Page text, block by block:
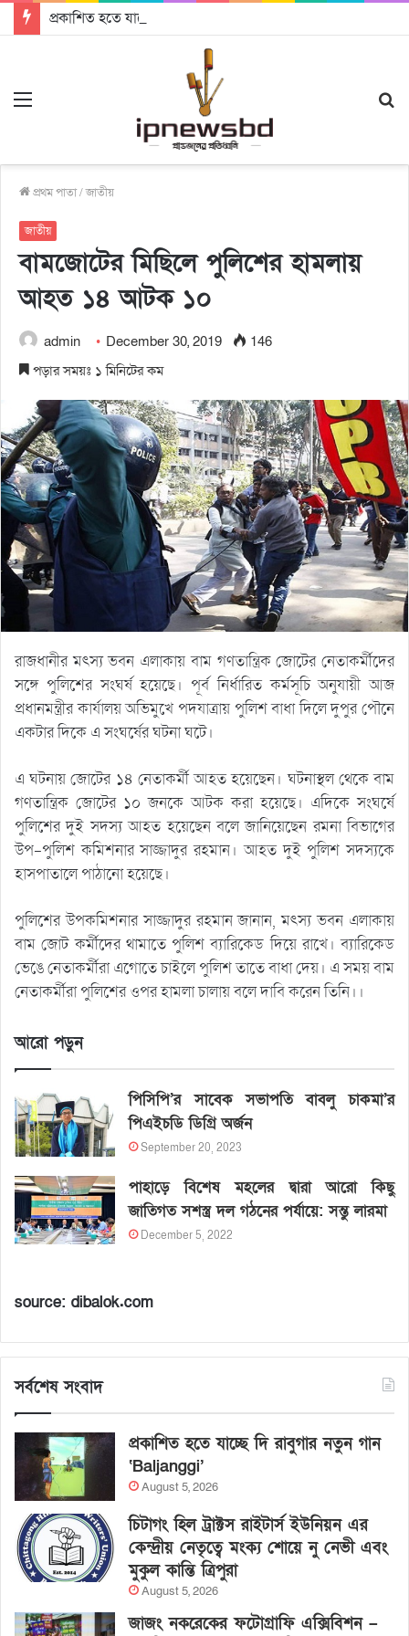
প্রকাশিত হতে যাচ্ছে দি রাবুগার নতুন গান ‘Baljanggi’
প্রথম পাতা/জাতীয়
জাতীয়
বামজোটের মিছিলে পুলিশের হামলায়
আহত ১৪ আটক ১০
admin December 30, 2019
146
পড়ার সময়ঃ ১ মিনিটের কম
রাজধানীর মৎস্য ভবন এলাকায় বাম গণতান্ত্রিক জোটের নেতাকর্মীদের
সঙ্গে পুলিশের সংঘর্ষ হয়েছে। পূর্ব নির্ধারিত কর্মসূচি অনুযায়ী আজ
প্রধানমন্ত্রীর কার্যালয় অভিমুখে পদযাত্রায় পুলিশ বাধা দিলে দুপুর পৌনে
একটার দিকে এ সংঘর্ষের ঘটনা ঘটে।
এ ঘটনায় জোটের ১৪ নেতাকর্মী আহত হয়েছেন। ঘটনাস্থল থেকে বাম
গণতান্ত্রিক জোটের ১০ জনকে আটক করা হয়েছে। এদিকে সংঘর্ষে
পুলিশের দুই সদস্য আহত হয়েছেন বলে জানিয়েছেন রমনা বিভাগের
উপ-পুলিশ কমিশনার সাজ্জাদুর রহমান। আহত দুই পুলিশ সদস্যকে
হাসপাতালে পাঠানো হয়েছে।
পুলিশের উপকমিশনার সাজ্জাদুর রহমান জানান, মৎস্য ভবন এলাকায়
বাম জোট কর্মীদের থামাতে পুলিশ ব্যারিকেড দিয়ে রাখে। ব্যারিকেড
ভেঙে নেতাকর্মীরা এগোতে চাইলে পুলিশ তাতে বাধা দেয়। এ সময় বাম
নেতাকর্মীরা পুলিশের ওপর হামলা চালায় বলে দাবি করেন তিনি।।
আরো পড়ুন
পিসিপি’র সাবেক সভাপতি বাবলু চাকমা’র
পিএইচডি ডিগ্রি অর্জন
September 20, 2023
পাহাড়ে বিশেষ মহলের দ্বারা আরো কিছু
জাতিগত সশস্ত্র দল গঠনের পর্যায়ে: সন্তু লারমা
December 5, 2022
source: dibalok.com
সর্বশেষ সংবাদ
প্রকাশিত হতে যাচ্ছে দি রাবুগার নতুন গান
‘Baljanggi’
August 5, 2026
চিটাগং হিল ট্রাক্টস রাইটার্স ইউনিয়ন এর
কেন্দ্রীয় নেতৃত্বে মংক্য শোয়ে নু নেভী এবং
মুকুল কান্তি ত্রিপুরা
August 5, 2026
জাজং নকরেকের ফটোগ্রাফি এক্সিবিশন –